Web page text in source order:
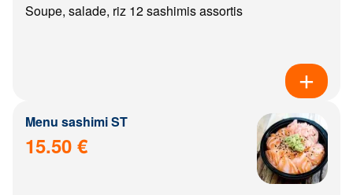
Soupe, salade, riz 12 sashimis assortis
Menu sashimi ST
15.50 €